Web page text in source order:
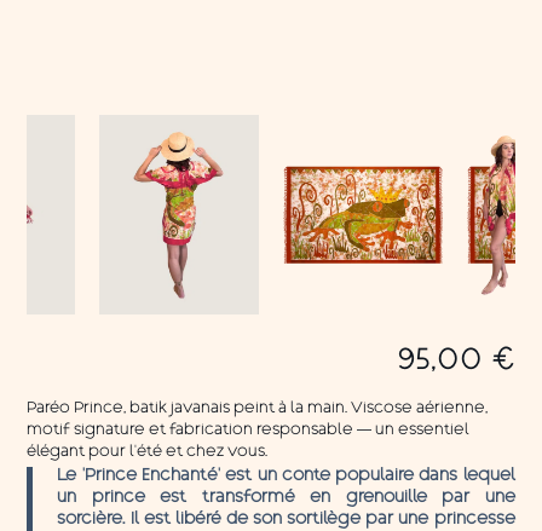
95,00 €
Paréo Prince, batik javanais peint à la main. Viscose aérienne,
motif signature et fabrication responsable — un essentiel
élégant pour l’été et chez vous.
Le ‘Prince Enchanté’ est un conte populaire dans lequel
un prince est transformé en grenouille par une
sorcière. Il est libéré de son sortilège par une princesse